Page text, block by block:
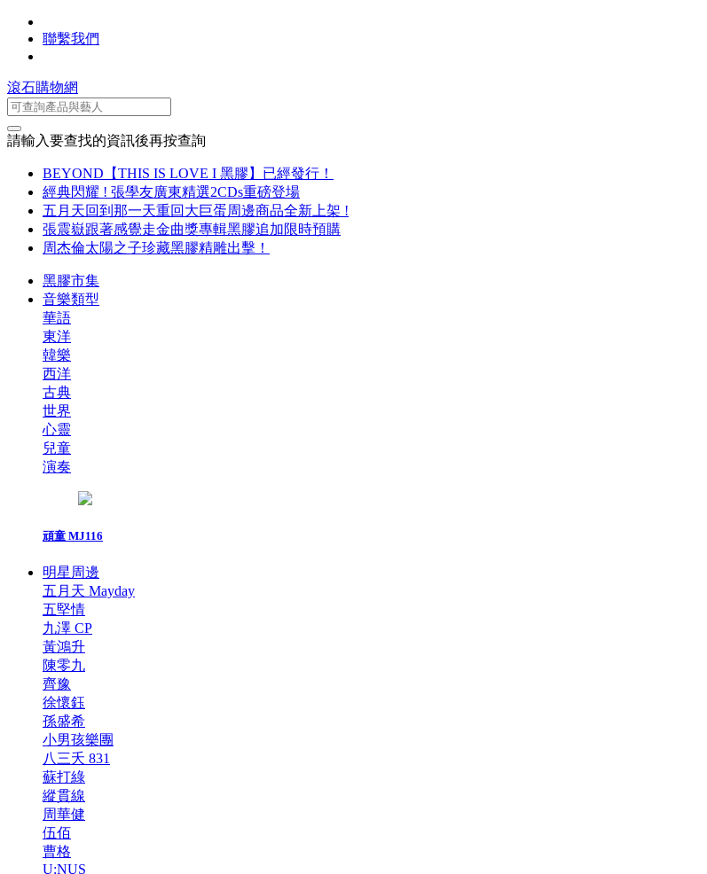
聯繫我們
滾石購物網
請輸入要查找的資訊後再按查詢
BEYOND【THIS IS LOVE I 黑膠】已經發行！
經典閃耀 ! 張學友廣東精選2CDs重磅登場
五月天回到那一天重回大巨蛋周邊商品全新上架 !
張震嶽跟著感覺走金曲獎專輯黑膠追加限時預購
周杰倫太陽之子珍藏黑膠精雕出擊！
黑膠市集
音樂類型
華語
東洋
韓樂
西洋
古典
世界
心靈
兒童
演奏
頑童 MJ116
明星周邊
五月天 Mayday
五堅情
九澤 CP
黃鴻升
陳零九
齊豫
徐懷鈺
孫盛希
小男孩樂團
八三夭 831
蘇打綠
縱貫線
周華健
伍佰
曹格
U:NUS